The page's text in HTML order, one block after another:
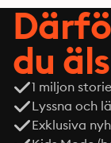
du
1 miljon
Lyssna och
Exklusiva